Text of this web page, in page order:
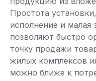
Простота
исполнение и малая
позволяют быстро
точку продажи
жилых комплексов
можно ближе к